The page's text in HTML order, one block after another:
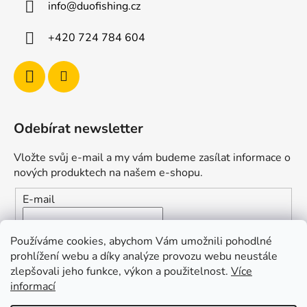
Používáme cookies, abychom Vám umožnili pohodlné
prohlížení webu a díky analýze provozu webu neustále
zlepšovali jeho funkce, výkon a použitelnost. Více
informací
info@duofishing.cz
+420 724 784 604
Odebírat newsletter
Vložte svůj e-mail a my vám budeme zasílat informace o
nových produktech na našem e-shopu.
E-mail
Vložením e-mailu souhlasíte s
podmínkami ochrany
osobních údajů
PŘIHLÁSIT SE